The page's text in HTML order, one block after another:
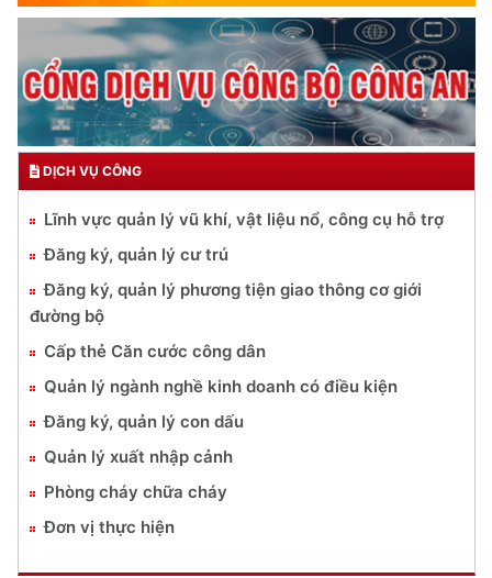
DỊCH VỤ CÔNG
Lĩnh vực quản lý vũ khí, vật liệu nổ, công cụ hỗ trợ
Đăng ký, quản lý cư trú
Đăng ký, quản lý phương tiện giao thông cơ giới
đường bộ
Cấp thẻ Căn cước công dân
Quản lý ngành nghề kinh doanh có điều kiện
Đăng ký, quản lý con dấu
Quản lý xuất nhập cảnh
Phòng cháy chữa cháy
Đơn vị thực hiện